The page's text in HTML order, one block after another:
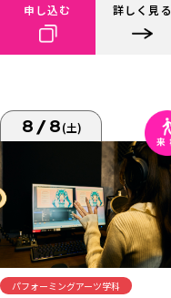
申し込む 詳しく見る
8/8(土)
パフォーミングアーツ学科